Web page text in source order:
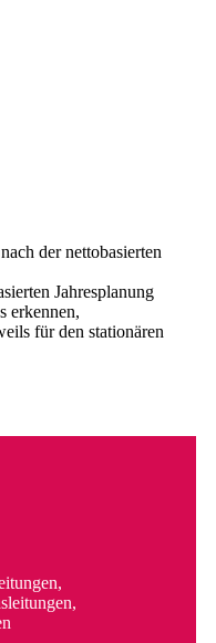
der nettobasierten
Jahresplanung
erkennen,
für den stationären